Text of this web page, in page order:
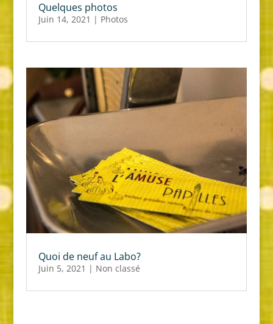
Quelques photos
Juin 14, 2021 | Photos
Quoi de neuf au Labo?
Juin 5, 2021 | Non classé